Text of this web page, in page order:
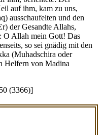
auf ihm, kam zu uns,
ausschaufelten und den
der Gesandte Allahs,
O Allah mein Gott! Das
so sei gnädig mit den
(Muhadschira oder
Helfern von Madina
(3366)]